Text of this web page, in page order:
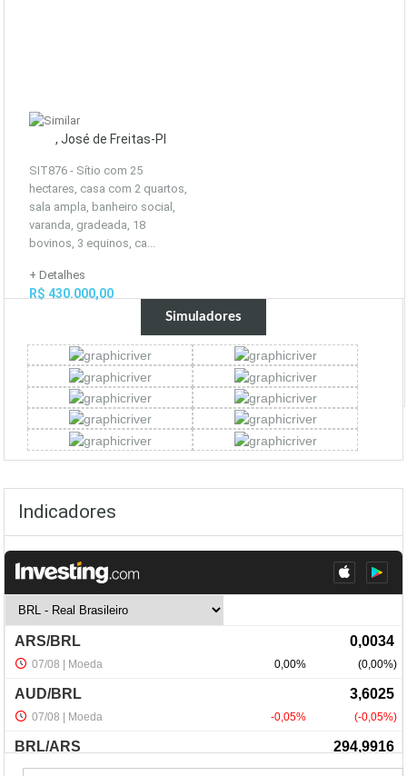
, José de Freitas-PI
SIT876 - Sítio com 25
hectares, casa com 2 quartos,
sala ampla, banheiro social,
varanda, gradeada, 18
bovinos, 3 equinos, ca...
+ Detalhes
R$ 430.000,00
Simuladores
Indicadores
NewsLetter